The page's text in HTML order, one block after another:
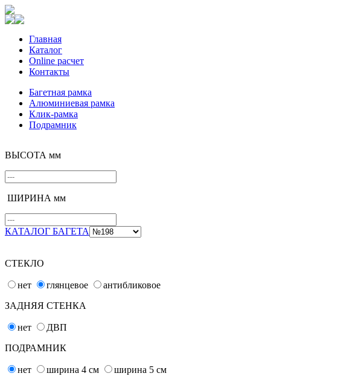
Главная
Каталог
Online расчет
Контакты
Багетная рамка
Алюминиевая рамка
Клик-рамка
Подрамник
ВЫСОТА мм
ШИРИНА мм
КАТАЛОГ БАГЕТА
СТЕКЛО
нет глянцевое
антибликовое
ЗАДНЯЯ СТЕНКА
нет
ДВП
ПОДРАМНИК
нет ширина 4 см ширина 5 см